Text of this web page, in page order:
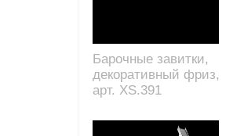
Барочные завитки,
декоративный фриз,
арт. XS.391